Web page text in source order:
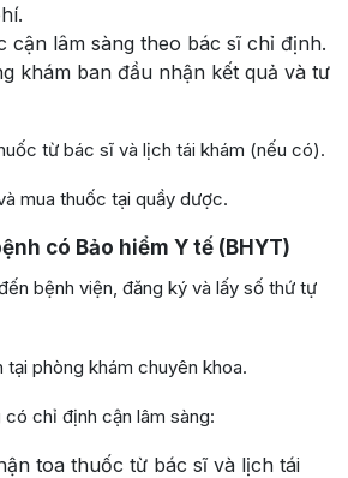
cận lâm sàng theo bác sĩ chỉ định.
khám ban đầu nhận kết quả và tư
từ bác sĩ và lịch tái khám (nếu có).
mua thuốc tại quầy dược.
có Bảo hiểm Y tế (BHYT)
bệnh viện, đăng ký và lấy số thứ tự
tại phòng khám chuyên khoa.
chỉ định cận lâm sàng:
toa thuốc từ bác sĩ và lịch tái